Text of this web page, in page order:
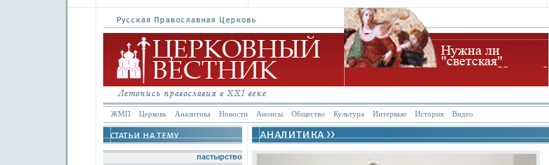
ЖМП Церковь Аналитика Новости Анонсы Общество Культура Интервью История Видео
пастырство